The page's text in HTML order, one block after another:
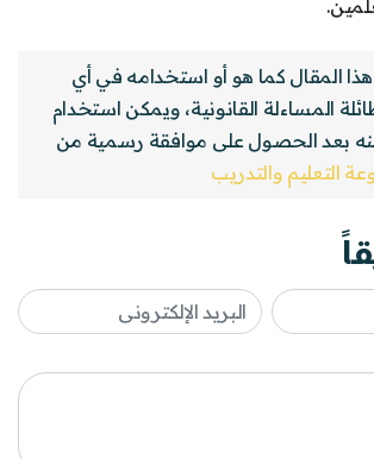
المقال كما هو أو استخدامه في أي
المساءلة القانونية، ويمكن استخدام
بعد الحصول على موافقة رسمية من
التعليم والتدريب